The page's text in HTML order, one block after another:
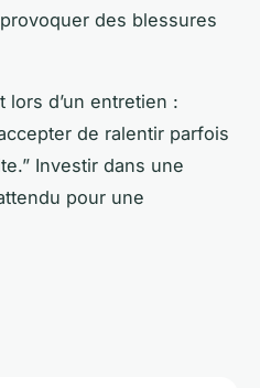
des blessures
lors d’un entretien :
de ralentir parfois
Investir dans une
pour une